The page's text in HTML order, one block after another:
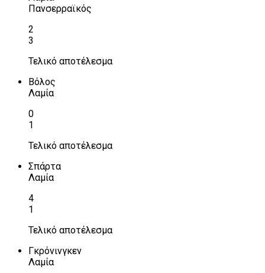
Πανσερραϊκός
2
3
Τελικό αποτέλεσμα
Βόλος
Λαμία
0
1
Τελικό αποτέλεσμα
Σπάρτα
Λαμία
4
1
Τελικό αποτέλεσμα
Γκρόνινγκεν
Λαμία